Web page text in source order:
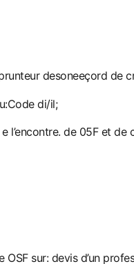
desoneeçord de
di/il;
l’encontre. de 05F et
sur: devis d’un